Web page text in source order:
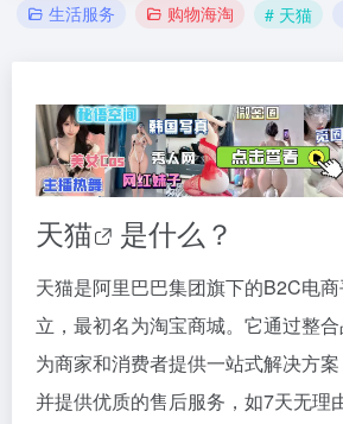
生活服务 购物海淘 # 天猫
天猫 是什么？
天猫是阿里巴巴集团旗下的B2C电
立，最初名为淘宝商城。它通过整合
为商家和消费者提供一站式解决方案
并提供优质的售后服务，如7天无理